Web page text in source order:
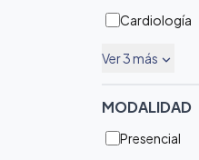
Cardiología
Ver3más expand_more
MODALIDAD
Presencial